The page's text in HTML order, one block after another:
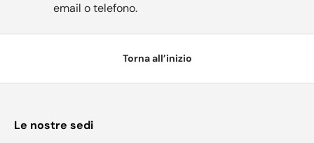
email o telefono.
Torna all’inizio
Le nostre sedi